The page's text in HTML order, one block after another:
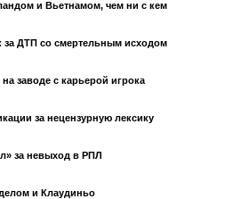
и Вьетнамом, чем ни с кем
за ДТП со смертельным исходом
заводе с карьерой игрока
за нецензурную лексику
за невыход в РПЛ
и Клаудиньо